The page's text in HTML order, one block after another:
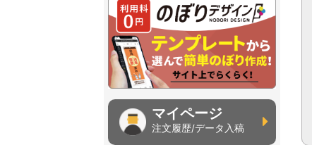
マイページ
注文履歴/データ入稿